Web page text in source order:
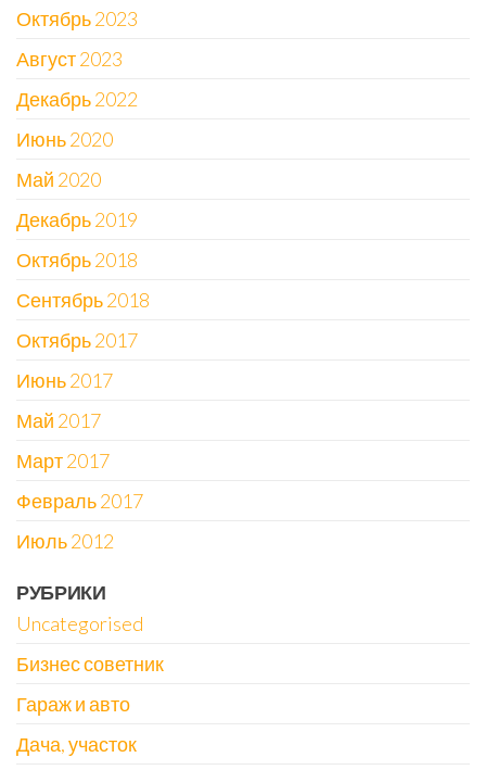
Октябрь 2023
Август 2023
Декабрь 2022
Июнь 2020
Май 2020
Декабрь 2019
Октябрь 2018
Сентябрь 2018
Октябрь 2017
Июнь 2017
Май 2017
Март 2017
Февраль 2017
Июль 2012
РУБРИКИ
Uncategorised
Бизнес советник
Гараж и авто
Дача, участок